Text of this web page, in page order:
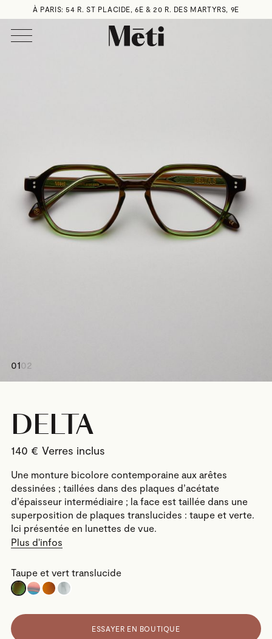
À PARIS: 54 R. ST PLACIDE, 6E & 20 R. DES MARTYRS, 9E
0102
DELTA
140 €
Une monture bicolore contemporaine aux arêtes
dessinées ; taillées dans des plaques d’acétate
d’épaisseur intermédiaire ; la face est taillée dans une
superposition de plaques translucides : taupe et verte.
Ici présentée en lunettes de vue.
Plus d'infos
Taupe et vert translucide
ESSAYER EN BOUTIQUE